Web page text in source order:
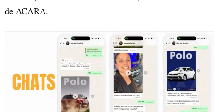
de ACARA.